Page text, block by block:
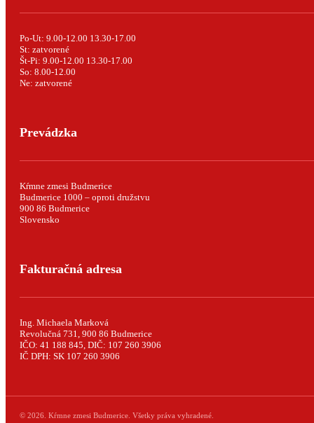
Po-Ut: 9.00-12.00 13.30-17.00
St: zatvorené
Št-Pi: 9.00-12.00 13.30-17.00
So: 8.00-12.00
Ne: zatvorené
Prevádzka
Kŕmne zmesi Budmerice
Budmerice 1000 – oproti družstvu
900 86 Budmerice
Slovensko
Fakturačná adresa
Ing. Michaela Marková
Revolučná 731, 900 86 Budmerice
IČO: 41 188 845, DIČ: 107 260 3906
IČ DPH: SK 107 260 3906
© 2026. Kŕmne zmesi Budmerice. Všetky práva vyhradené.